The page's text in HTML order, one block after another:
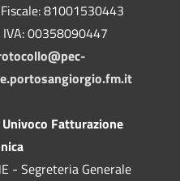
81001530443
00358090447
Univoco Fatturazione
- Segreteria Generale